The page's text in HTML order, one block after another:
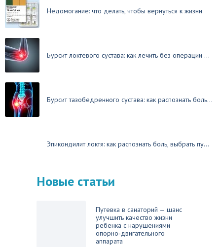
Недомогание: что делать, чтобы вернуться к жизни
Бурсит локтевого сустава: как лечить без операции ...
Бурсит тазобедренного сустава: как распознать боль...
Эпикондилит локтя: как распознать боль, выбрать пу...
Новые статьи
Путевка в санаторий — шанс
улучшить качество жизни
ребенка с нарушениями
опорно‑двигательного
аппарата